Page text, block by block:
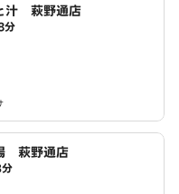
汁 萩野通店
分
萩野通店